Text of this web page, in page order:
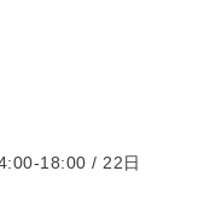
18:00 / 22日